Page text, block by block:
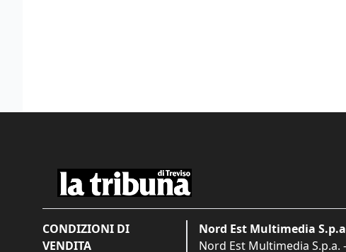
CONDIZIONI DI
VENDITA
Nord Est Multimedia
Nord Est Multimedia S.p.a.